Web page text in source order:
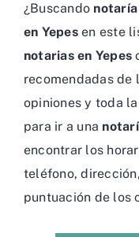
¿Buscando notaría
en Yepesen este
notarias en Yepes
recomendadas de
opiniones y toda
para ir a una
encontrar los
teléfono,
puntuación de los